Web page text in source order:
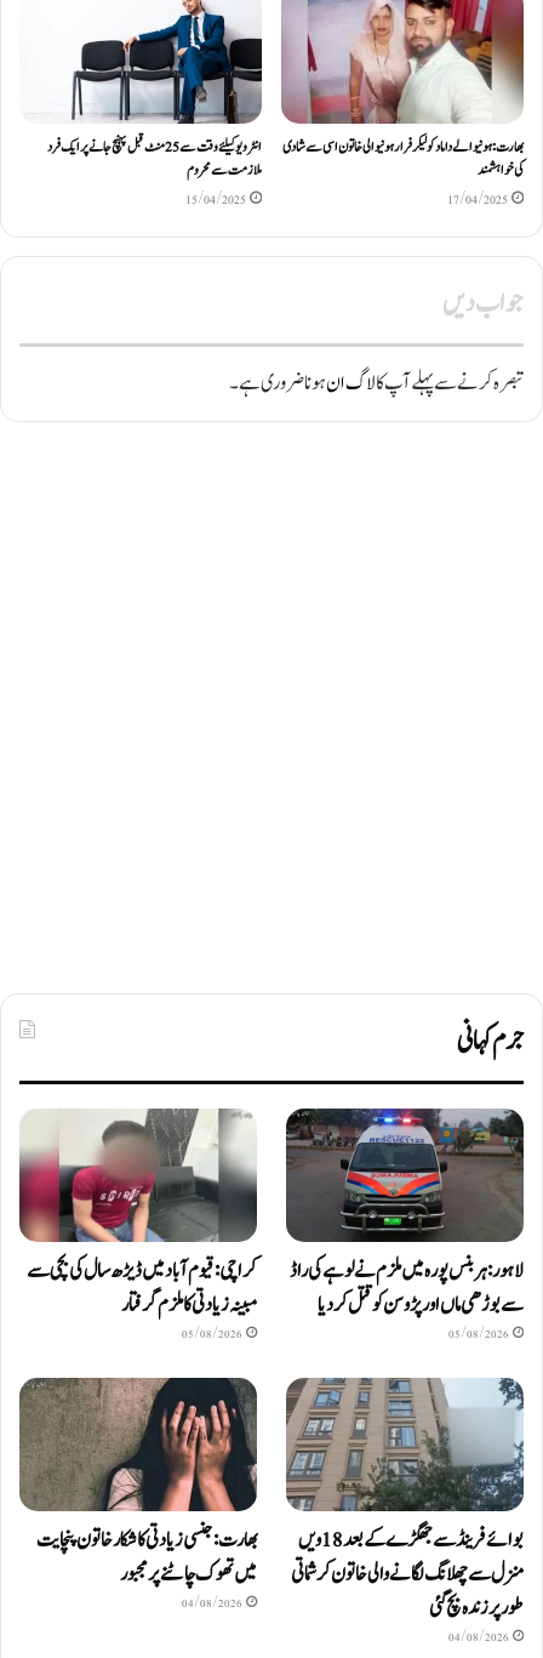
بھارت: ہونیوالے داماد کو لیکر فرار ہونیوالی خاتون اسی سے شادی
کی خواہشمند
17/04/2025
انٹرویو کیلئے وقت سے 25 منٹ قبل پہنچ جانے پر ایک فرد
ملازمت سے محروم
15/04/2025
جواب دیں
تبصرہ کرنے سے پہلے آپ کالاگ انہونا ضروری ہے۔
جرم کہانی
لاہور: ہربنس پورہ میں ملزم نے لوہے کی راڈ
سے بوڑھی ماں اور پڑوسن کو قتل کر دیا
05/08/2026
کراچی: قیوم آباد میں ڈیڑھ سال کی بچی سے
مبینہ زیادتی کا ملزم گرفتار
05/08/2026
بوائے فرینڈ سے جھگڑے کے بعد 18 ویں
منزل سے چھلانگ لگانے والی خاتون کرشماتی
طور پر زندہ بچ گئی
04/08/2026
بھارت: جنسی زیادتی کا شکار خاتون پنچایت
میں تھوک چاٹنے پر مجبور
04/08/2026